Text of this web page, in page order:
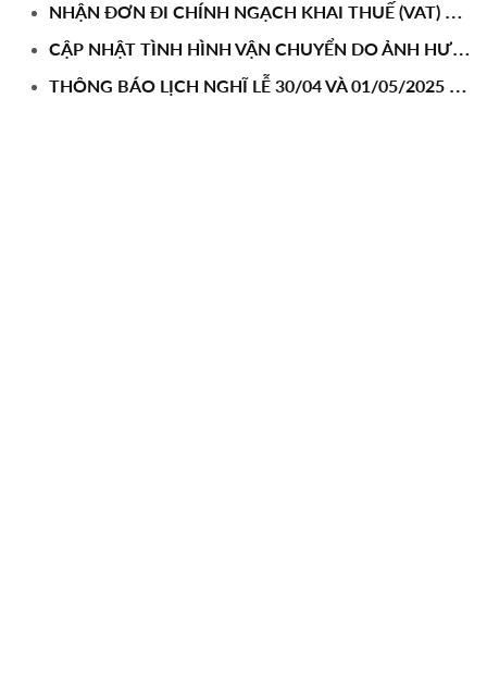
N
HẬN ĐƠN ĐI CHÍNH NGẠCH KHAI THUẾ (VAT) ĐIỆN TỬ CHO ĐƠN TỪ 50KG
C
ẬP NHẬT TÌNH HÌNH VẬN CHUYỂN DO ẢNH HƯỞNG CHẬM THÔNG QUAN 31/05/2025
T
HÔNG BÁO LỊCH NGHĨ LỄ 30/04 VÀ 01/05/2025